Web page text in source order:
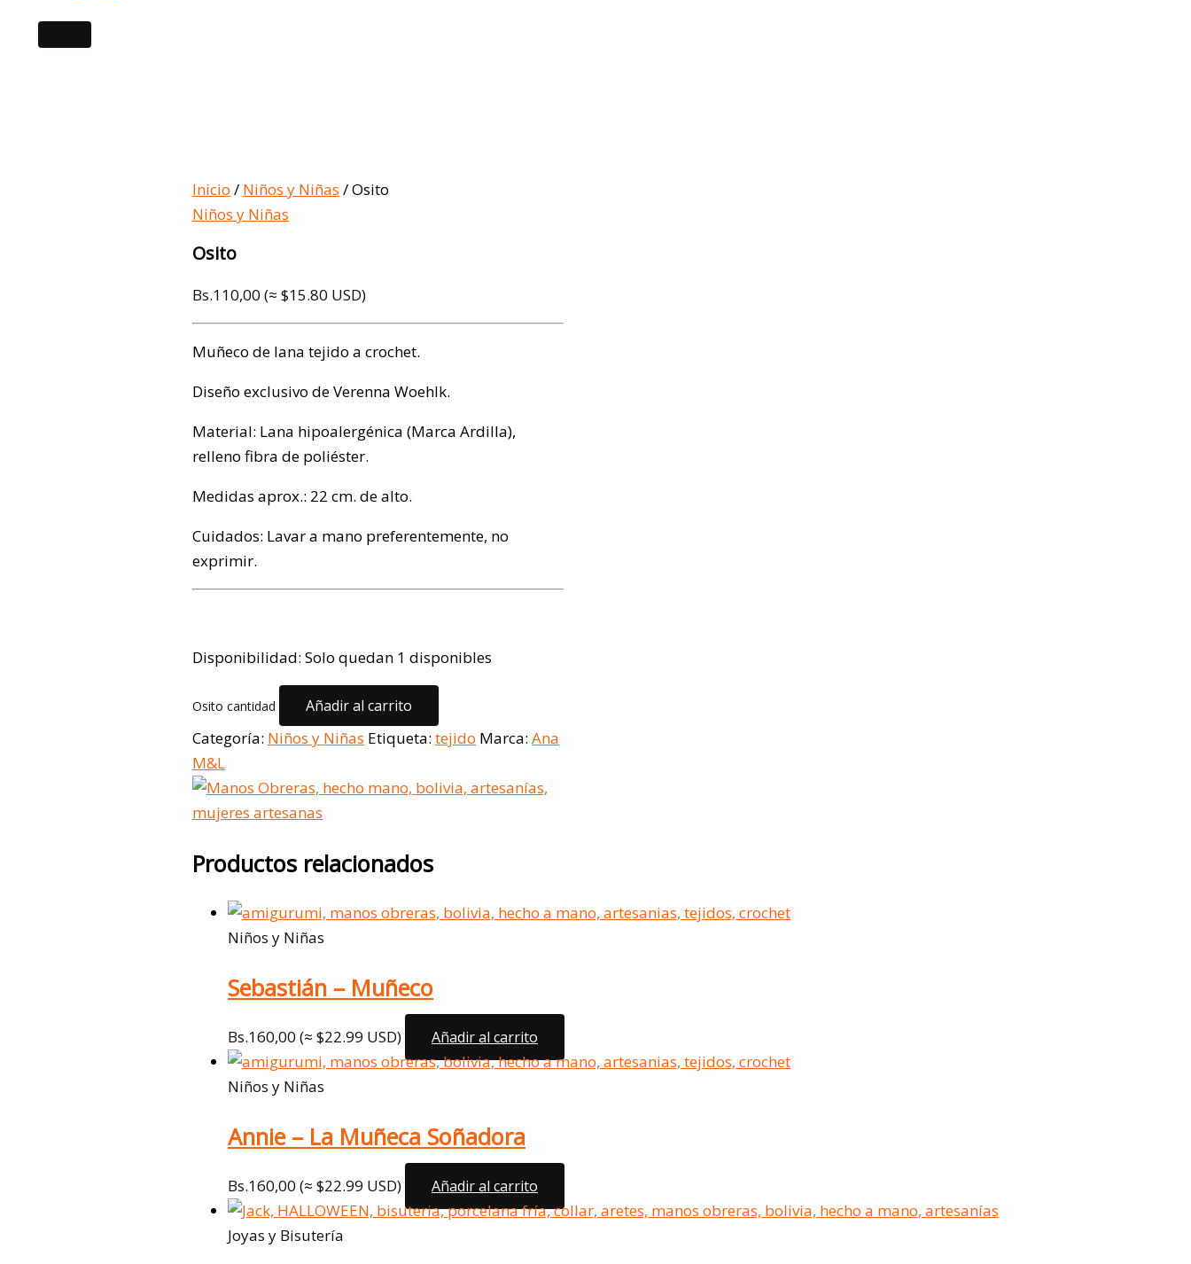
Inicio / Niños y Niñas / Osito
Niños y Niñas
Osito
Bs.110,00 (≈ $15.80 USD)
Muñeco de lana tejido a crochet.
Diseño exclusivo de Verenna Woehlk.
Material: Lana hipoalergénica (Marca Ardilla),
relleno fibra de poliéster.
Medidas aprox.: 22 cm. de alto.
Cuidados: Lavar a mano preferentemente, no
exprimir.
Disponibilidad: Solo quedan 1 disponibles
Osito cantidad Añadir al carrito
Categoría: Niños y Niñas Etiqueta: tejido Marca: Ana
M&L
Productos relacionados
Niños y Niñas
Sebastián – Muñeco
Bs.160,00 (≈ $22.99 USD) Añadir al carrito
Niños y Niñas
Annie – La Muñeca Soñadora
Bs.160,00 (≈ $22.99 USD) Añadir al carrito
Joyas y Bisutería